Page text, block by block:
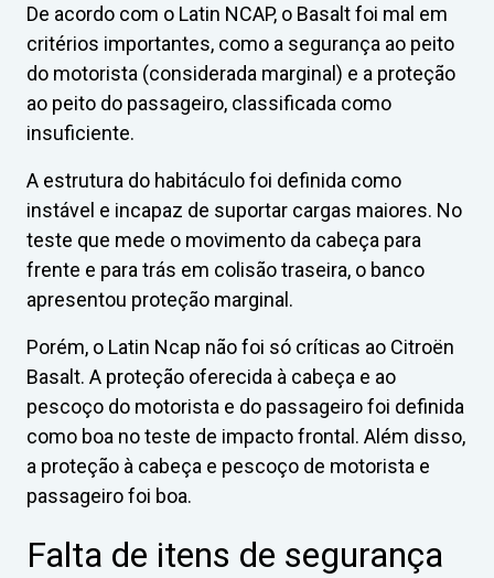
De acordo com o Latin NCAP, o Basalt foi mal em
critérios importantes, como a segurança ao peito
do motorista (considerada marginal) e a proteção
ao peito do passageiro, classificada como
insuficiente.
A estrutura do habitáculo foi definida como
instável e incapaz de suportar cargas maiores. No
teste que mede o movimento da cabeça para
frente e para trás em colisão traseira, o banco
apresentou proteção marginal.
Porém, o Latin Ncap não foi só críticas ao Citroën
Basalt. A proteção oferecida à cabeça e ao
pescoço do motorista e do passageiro foi definida
como boa no teste de impacto frontal. Além disso,
a proteção à cabeça e pescoço de motorista e
passageiro foi boa.
Falta de itens de segurança